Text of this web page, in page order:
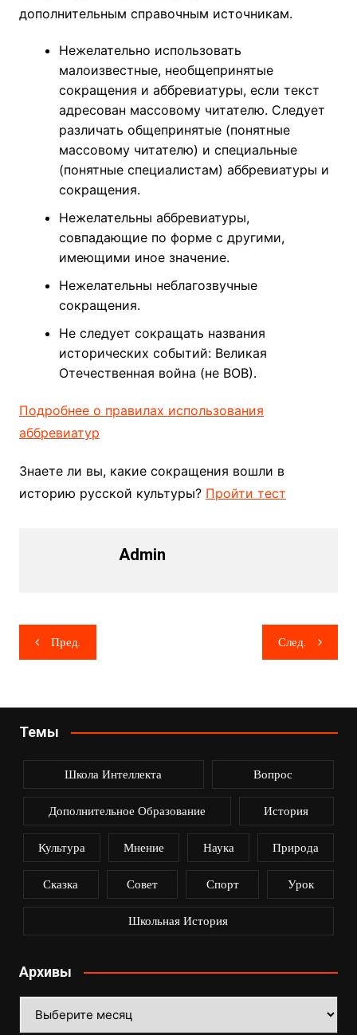
дополнительным справочным источникам.
Нежелательно использовать
малоизвестные, необщепринятые
сокращения и аббревиатуры, если текст
адресован массовому читателю. Следует
различать общепринятые (понятные
массовому читателю) и специальные
(понятные специалистам) аббревиатуры и
сокращения.
Нежелательны аббревиатуры,
совпадающие по форме с другими,
имеющими иное значение.
Нежелательны неблагозвучные
сокращения.
Не следует сокращать названия
исторических событий: Великая
Отечественная война (не ВОВ).
Подробнее о правилах использования
аббревиатур
Знаете ли вы, какие сокращения вошли в
историю русской культуры? Пройти тест
Admin
Навигация
по
Пред. След.
Темы
Школа Интеллекта Вопрос
Дополнительное Образование История
Культура Мнение Наука Природа
Сказка Совет Спорт Урок
Школьная История
Архивы